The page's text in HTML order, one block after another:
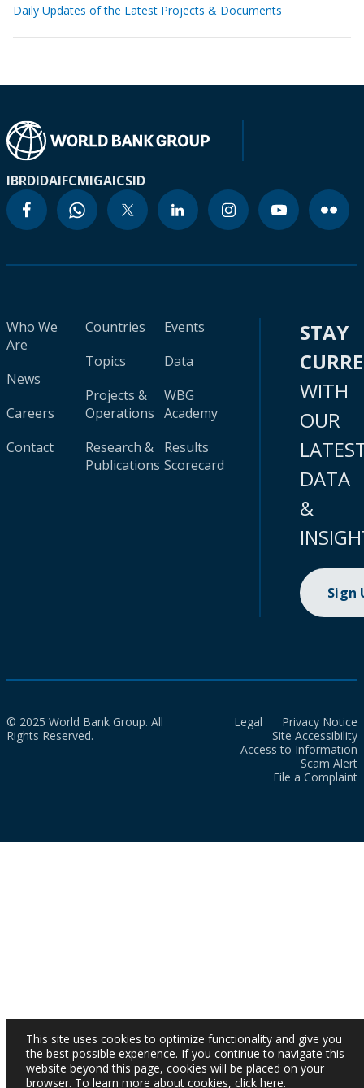
Daily Updates of the Latest Projects & Documents
IBRDIDAIFCMIGAICSID
Who We
Are
News
Careers
Contact
Countries
Topics
Projects &
Operations
Research &
Publications
Events
Data
WBG
Academy
Results
Scorecard
STAY
WITH
OUR
DATA
&
Sign
© 2025 World Bank Group. All
Rights Reserved.
Legal
Privacy Notice
Site Accessibility
Access to Information
Scam Alert
File a Complaint
This site uses cookies to optimize functionality and give you
the best possible experience. If you continue to navigate this
website beyond this page, cookies will be placed on your
browser. To learn more about cookies, click here.